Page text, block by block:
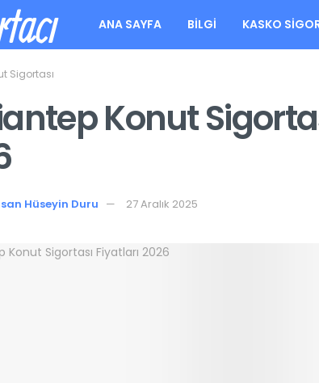
ANA SAYFA BILGI KASKO
Sigortası
Konut
Hüseyin Duru 27 Aralık 2025